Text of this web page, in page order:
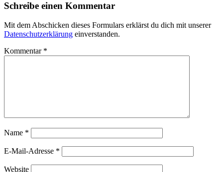
Schreibe einen Kommentar
Mit dem Abschicken dieses Formulars erklärst du dich mit unserer
Datenschutzerklärung einverstanden.
Kommentar *
Name *
E-Mail-Adresse *
Website